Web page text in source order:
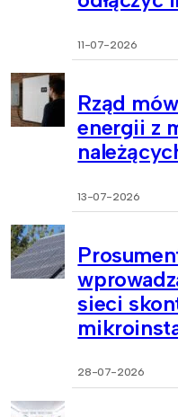
11-07-2026
Rząd
energii z
13-07-2026
sieci
28-07-2026